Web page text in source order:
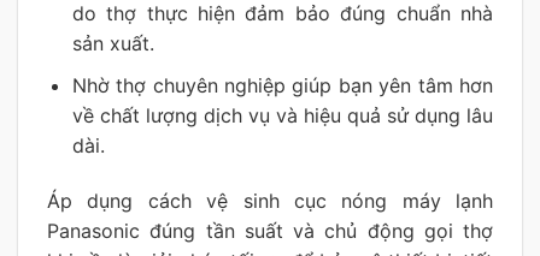
do thợ thực hiện đảm bảo đúng chuẩn nhà
sản xuất.
Nhờ thợ chuyên nghiệp giúp bạn yên tâm hơn
về chất lượng dịch vụ và hiệu quả sử dụng lâu
dài.
Áp dụng cách vệ sinh cục nóng máy lạnh
Panasonic đúng tần suất và chủ động gọi thợ